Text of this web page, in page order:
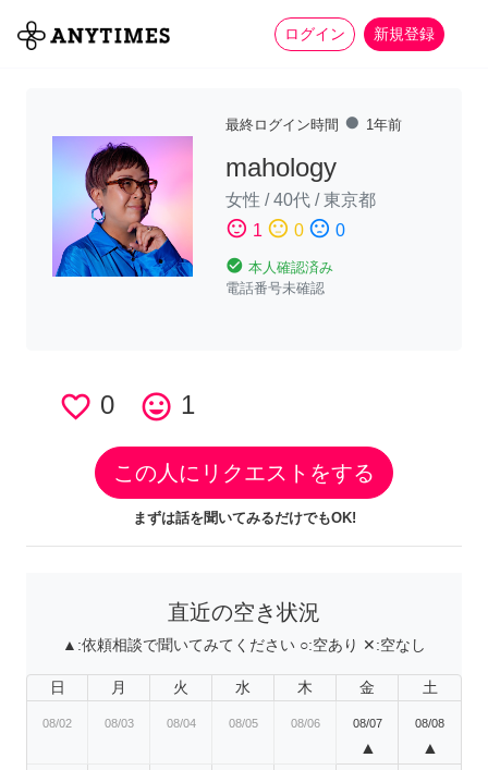
ログイン 新規登録
全て 家事 more_horiz
最終ログイン時間 fiber_manual_record 1年前
mahology
女性 /40代 /東京都
sentiment_satisfied 1 sentiment_neutral 0 sentiment_dissatisfied 0
check_circle 本人確認済み
電話番号未確認
favorite_border 0 tag_faces 1
この人にリクエストをする
まずは話を聞いてみるだけでもOK!
直近の空き状況
▲:依頼相談で聞いてみてください ○:空あり ✕:空なし
日 月 火 水 木 金 土
08/02 08/03 08/04 08/05 08/06 08/07
▲
08/08
▲